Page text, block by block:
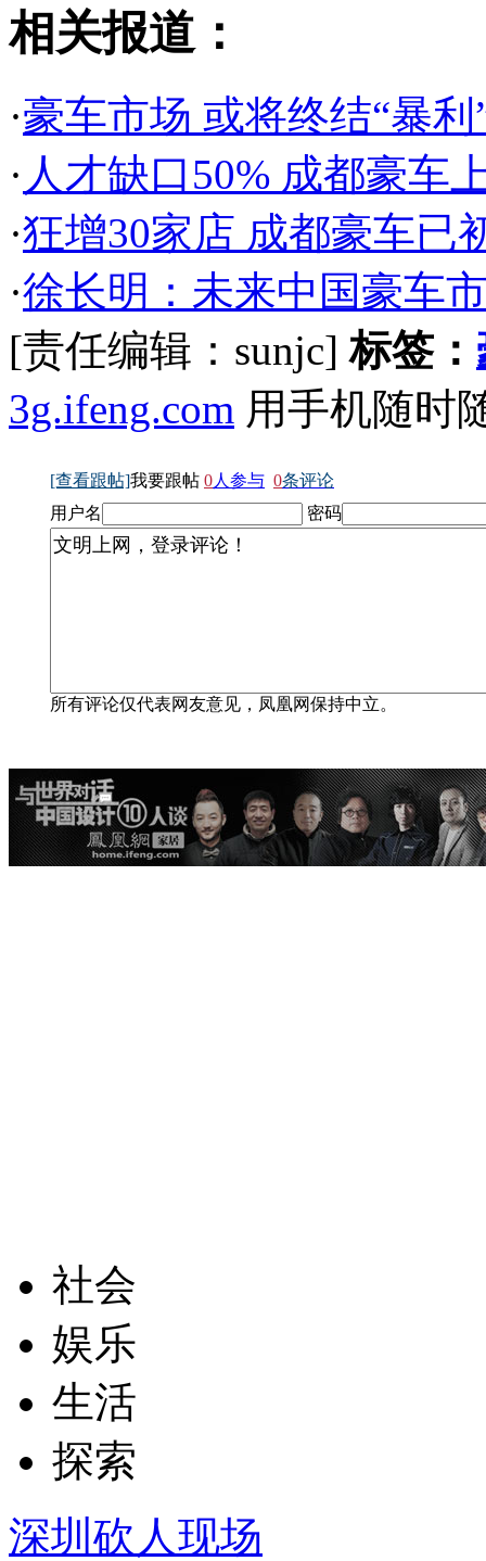
相关报道：
·豪车市场 或将终结“暴利
· 人才缺口50% 成都豪车
·狂增30家店 成都豪车已
·徐长明：未来中国豪车
[责任编辑：sunjc]标签：
3g.ifeng.com 用手机随时
[查看跟帖]我要跟帖 0人参与 0条评论
用户名
密码
所有评论仅代表网友意见，凤凰网保持中立。
社会
娱乐
生活
探索
深圳砍人现场